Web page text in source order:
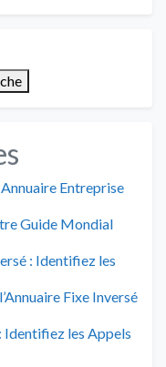
Entreprise
Guide Mondial
: Identifiez les
Fixe Inversé
Identifiez les Appels